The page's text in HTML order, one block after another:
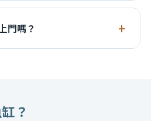
清洗已足夠；如果魚量多、陽
人較少打理，可縮短至每 2 星
門嗎？
？